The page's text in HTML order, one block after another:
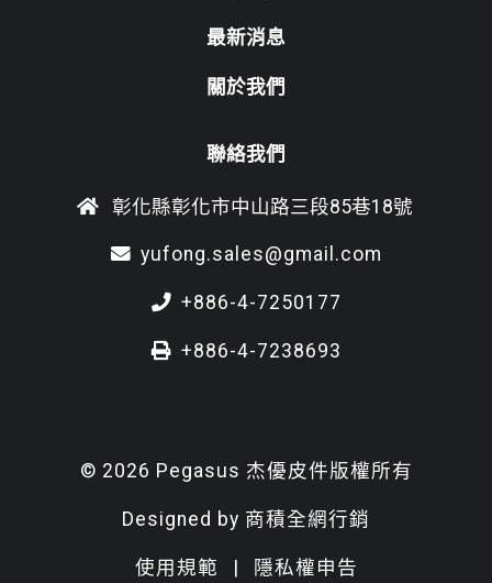
最新消息
關於我們
聯絡我們
彰化縣彰化市中山路三段85巷18號
yufong.sales@gmail.com
+886-4-7250177
+886-4-7238693
© 2026 Pegasus 杰優皮件版權所有
Designed by 商積全網行銷
使用規範 | 隱私權申告